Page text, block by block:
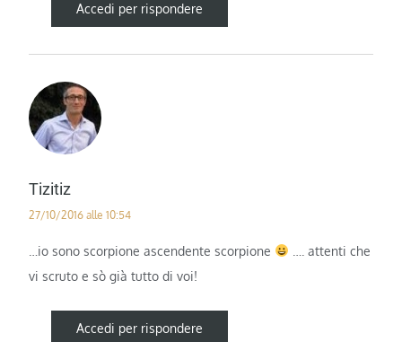
Accedi per rispondere
Tizitiz
27/10/2016 alle 10:54
…io sono scorpione ascendente scorpione
…. attenti che
vi scruto e sò già tutto di voi!
Accedi per rispondere